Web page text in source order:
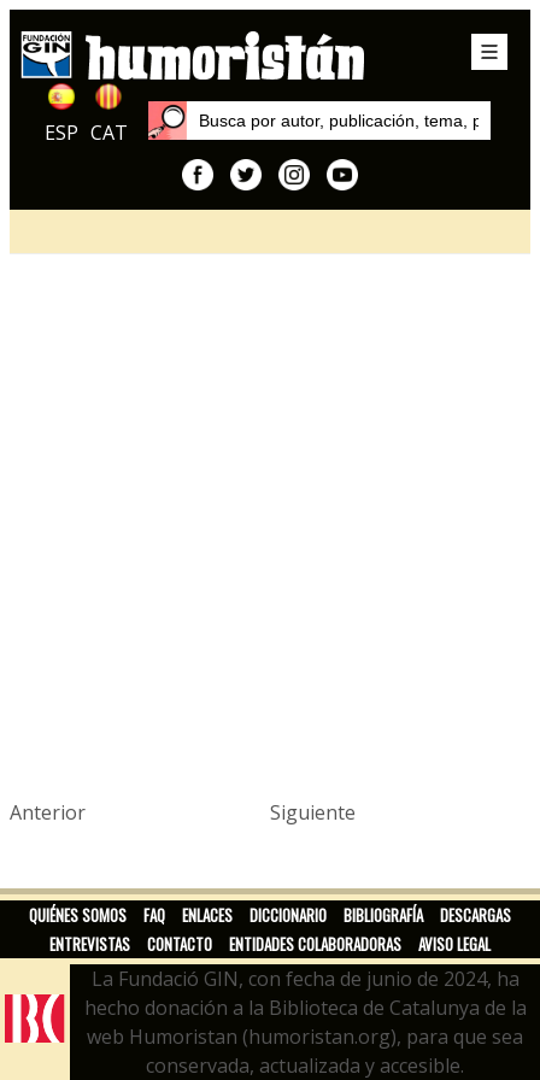
ESP CAT
Anterior Siguiente
QUIÉNES SOMOS FAQ ENLACES DICCIONARIO BIBLIOGRAFÍA
DESCARGAS
ENTREVISTAS
CONTACTO ENTIDADES COLABORADORAS AVISO LEGAL
La Fundació GIN, con fecha de junio de 2024, ha
hecho donación a la Biblioteca de Catalunya de la
web Humoristan (humoristan.org), para que sea
conservada, actualizada y accesible.